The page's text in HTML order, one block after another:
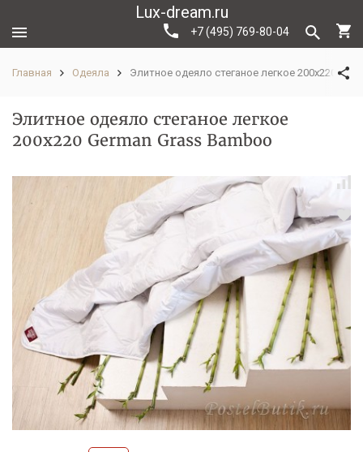
Lux-dream.ru
+7 (495) 769-80-04
Главная Одеяла Элитное одеяло стеганое легкое 200х220
Элитное одеяло стеганое легкое
200х220 German Grass Bamboo